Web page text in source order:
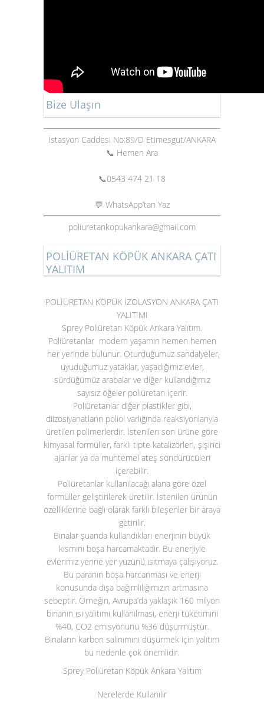
Bize Ulaşın
İstasyon Caddesi No:89/D Etimesgut/ANKARA
📞 Hemen Ara
📞0543 474 21 18
💬 WhatsApp’tan Yaz
poliuretankopukankara@gmail.com
POLİÜRETAN KÖPÜK ANKARA ÇATI
YALITIM
POLİÜRETAN KÖPÜK İZOLASYON ANKARA ÇATI
YALITIMI
Sprey Poliüretan Köpük Ankara Yalıtım.
Poliüretanlar modern yaşamın hemen hemen
her yerinde bulunur. Oturduğumuz sandalyeler,
uyuduğumuz yataklar, yaşadığımız evler,
sürdüğümüz arabalar ve diğer kullandığımız
sayısız öğeler poliüretan içerir.
Poliüretanlar diğer plastikler gibi,
diizosiyanatların poliol varlığında reaksiyonlarıyla
üretilen polimerlerdir. İstenilen son ürüne göre
kimyasal formüller, farklı tipte katalizörleri, şişirici
ajanlar ya da muhtemel ateş söndürücüleri
içerebilir.
Poliüretanlar kullanılacağı alana göre özel
formüller geliştirilerek üretilir. İstenilen ürünün
özelliklerine bağlı olarak farklı bileşenler bir araya
getirilir.
Binalar şuanda kullandıkları enerjinin büyük
kısmını boşa harcamaktadır. Bu enerjiyle
evlerimiz yerine yer yüzünü ısıtmaya çalışıyoruz.
Bu paranın boşa harcanması ve enerji
konusunda dışa bağımlılığımızın artmasına
sebeptir. Örneğin, Avrupa’da yaklaşık 160 milyon
binanın ısı yalıtımı kullanılması, enerji tüketimini
%40, CO2 emisyonunu %36 düşürmüştür.
Binaların karbon salınımını düşürmek için yalıtım
bu nedenle çok önemlidir.
Sprey Poliüretan Köpük Ankara Yalıtım
Nerelerde Kullanılır